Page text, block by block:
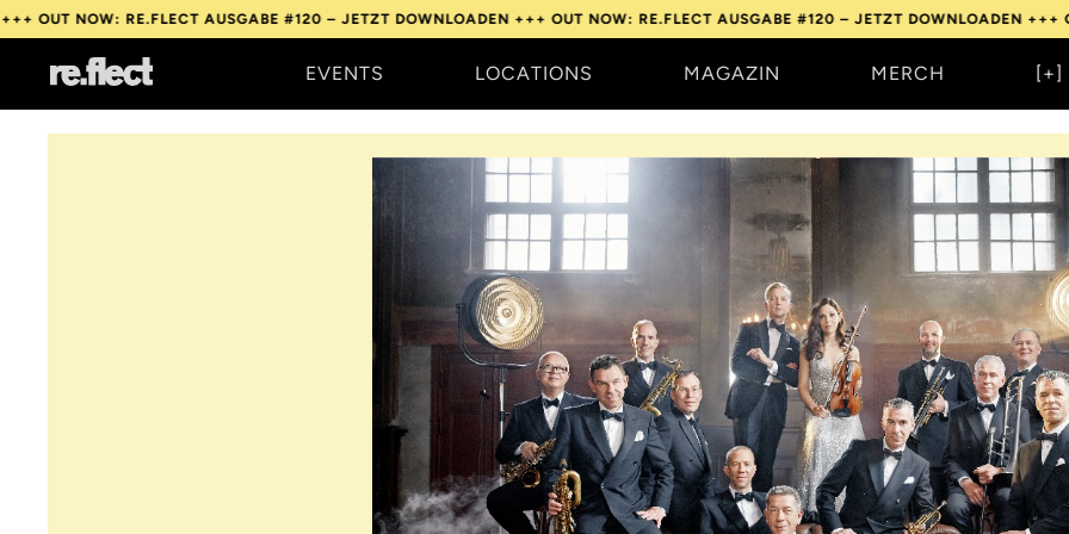
RE.FLECT AUSGABE #120 – JETZT DOWNLOADEN +++OUT NOW: RE.FLECT AUSGABE #120 – JETZT DOWNLOADEN +++OUT NOW:
EVENTS LOCATIONS MAGAZIN MERCH [+]